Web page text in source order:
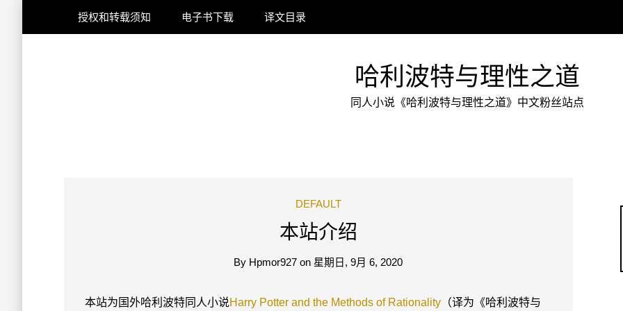
授权和转载须知 电子书下载 译文目录
哈利波特与理性之道
同人小说《哈利波特与理性之道》中文粉丝站点
DEFAULT
本站介绍
By Hpmor927 on 星期日, 9月 6, 2020
本站为国外哈利波特同人小说Harry Potter and the Methods of Rationality （译为《哈利波特与